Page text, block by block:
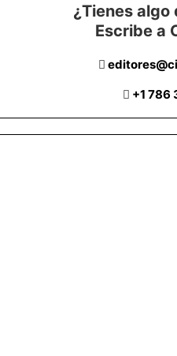
¿Tienes
Escribe a
+1 786